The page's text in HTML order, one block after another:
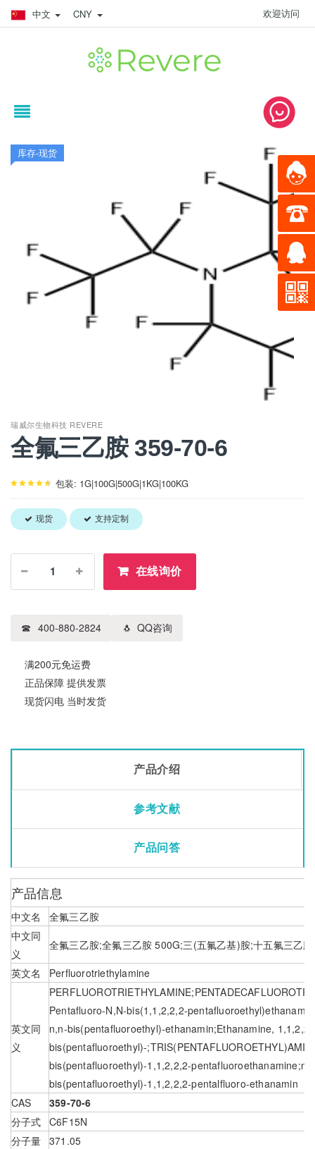
中文 CNY 欢迎访问
库存-现货
瑞威尔生物科技 REVERE
全氟三乙胺 359-70-6
包装: 1G|100G|500G|1KG|100KG
现货 支持定制
在线询价
QQ咨询
400-880-2824
满200元免运费
正品保障 提供发票
现货闪电 当时发货
产品介绍
参考文献
产品问答
产品信息
中文名
全氟三乙胺
中文同
义
全氟三乙胺;全氟三乙胺 500G;三(五氟乙基)胺;十五氟三乙胺
英文名
Perfluorotriethylamine
英文同
义
Pentafluoro-N,N-bis(1,1,2,2,2-
n,n-bis(pentafluoroethyl)-ethanamin;Ethanamine,
bis(pentafluoroethyl)-
bis(pentafluoroethyl)-1,1,2,2,2-
bis(pentafluoroethyl)-1,1,2,2,2-pentalfluoro-ethanamin
CAS
359-70-6
分子式 C6F15N
分子量 371.05